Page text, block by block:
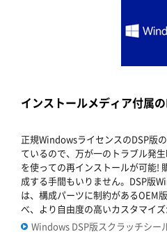
インストールメディア付属
正規WindowsライセンスのDSP版
ているので、万が一のトラブル発
を使っての再インストールが可能!
成する手間もいりません。DSP版
は、構成パーツに制約があるOEM
べ、より自由度の高いカスタマイズ
Windows DSP版スクラッチシー